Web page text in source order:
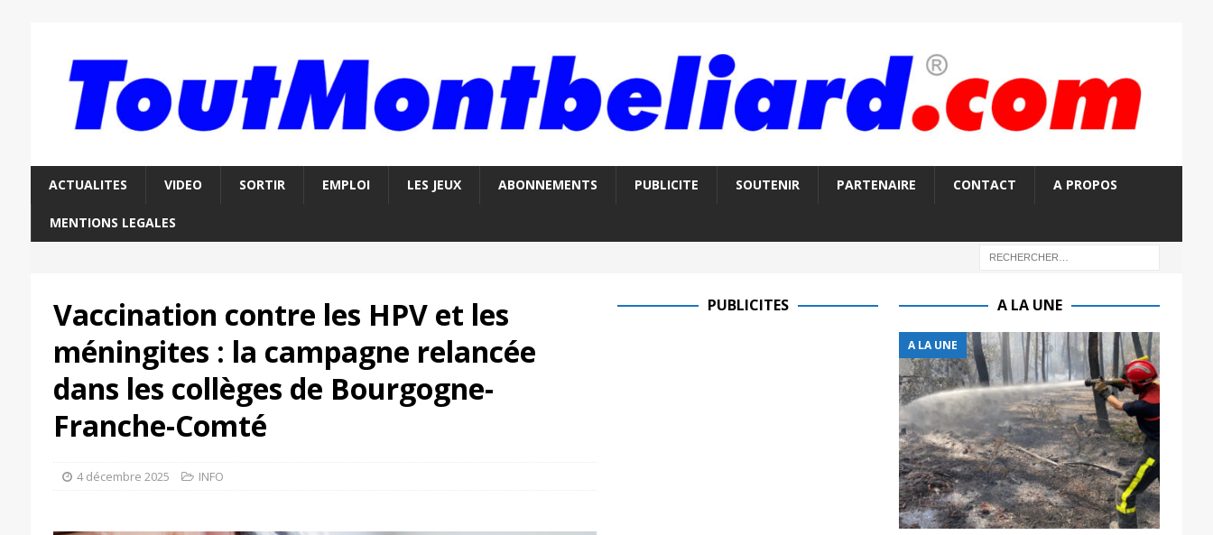
ACTUALITES VIDEO SORTIR EMPLOI LES JEUX ABONNEMENTS PUBLICITE SOUTENIR PARTENAIRE CONTACT A PROPOS
MENTIONS LEGALES
Vaccination contre les HPV et les
méningites : la campagne relancée
dans les collèges de Bourgogne-
Franche-Comté
4 décembre 2025 INFO
PUBLICITES A LA UNE
A LA UNE